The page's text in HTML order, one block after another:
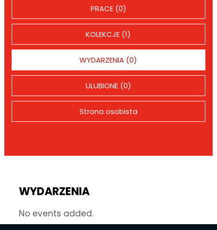
PRACE (0)
KOLEKCJE (1)
WYDARZENIA (0)
ULUBIONE (0)
Strona osobista
WYDARZENIA
No events added.